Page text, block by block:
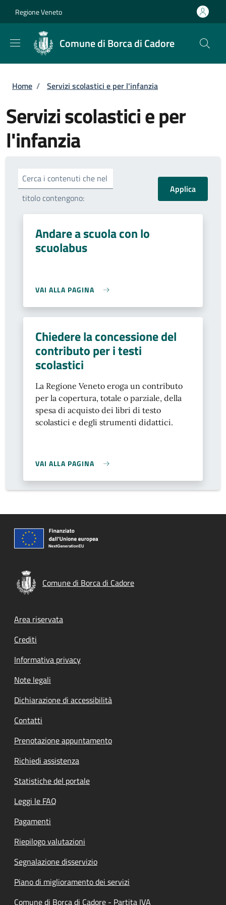
Regione Veneto
Comune di Borca di Cadore
Briciole di pane
Home / Servizi scolastici e per l'infanzia
Servizi scolastici e per
l'infanzia
Cerca i contenuti che nel
titolo contengono:
Andare a scuola con lo
scuolabus
VAI ALLA PAGINA
Chiedere la concessione del
contributo per i testi
scolastici
La Regione Veneto eroga un contributo
per la copertura, totale o parziale, della
spesa di acquisto dei libri di testo
scolastici e degli strumenti didattici.
VAI ALLA PAGINA
Comune di Borca di Cadore
Footer menu
Area riservata
Crediti
Informativa privacy
Note legali
Dichiarazione di accessibilità
Contatti
Prenotazione appuntamento
Richiedi assistenza
Statistiche del portale
Leggi le FAQ
Pagamenti
Riepilogo valutazioni
Segnalazione disservizio
Piano di miglioramento dei servizi
Comune di Borca di Cadore - Partita IVA